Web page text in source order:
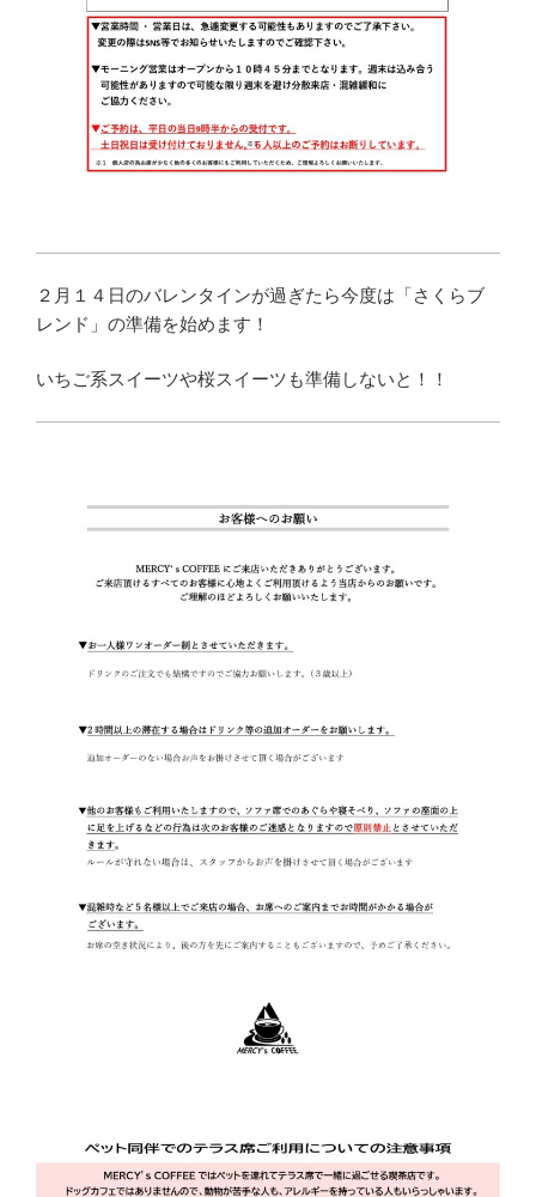
２月１４日のバレンタインが過ぎたら今度は「さくらブ
レンド」の準備を始めます！
いちご系スイーツや桜スイーツも準備しないと！！